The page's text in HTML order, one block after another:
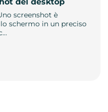
screenshot è
schermo in un preciso